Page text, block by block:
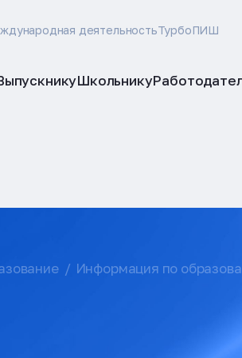
деятельностьТурбоПИШ
Школьнику
Информация по